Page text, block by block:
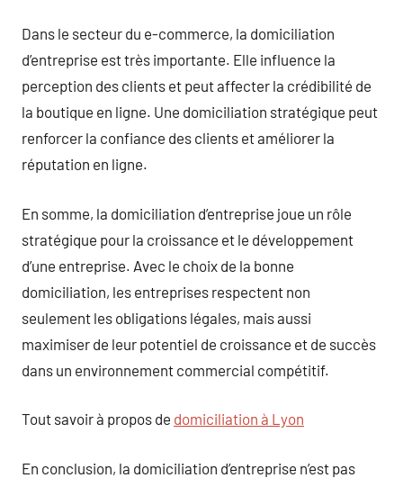
Dans le secteur du e-commerce, la domiciliation
d’entreprise est très importante. Elle influence la
perception des clients et peut affecter la crédibilité de
la boutique en ligne. Une domiciliation stratégique peut
renforcer la confiance des clients et améliorer la
réputation en ligne.
En somme, la domiciliation d’entreprise joue un rôle
stratégique pour la croissance et le développement
d’une entreprise. Avec le choix de la bonne
domiciliation, les entreprises respectent non
seulement les obligations légales, mais aussi
maximiser de leur potentiel de croissance et de succès
dans un environnement commercial compétitif.
Tout savoir à propos de domiciliation à Lyon
En conclusion, la domiciliation d’entreprise n’est pas